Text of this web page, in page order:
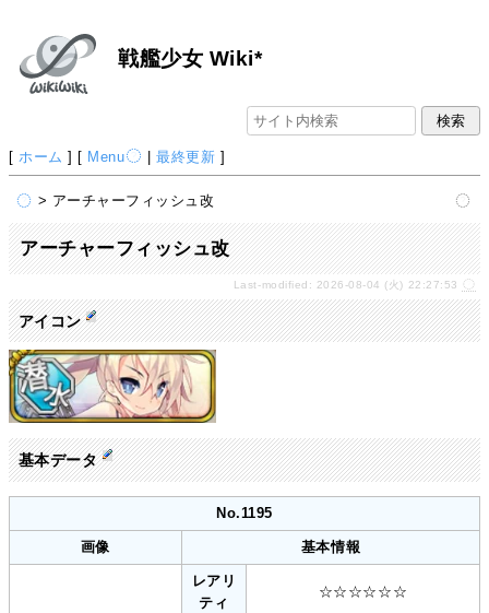
戦艦少女 Wiki*
[ ホーム ] [ Menu |最終更新 ]
> アーチャーフィッシュ改
アーチャーフィッシュ改
Last-modified: 2026-08-04 (火) 22:27:53
アイコン
基本データ
No.1195
画像 基本情報
レアリ
ティ
☆☆☆☆☆☆